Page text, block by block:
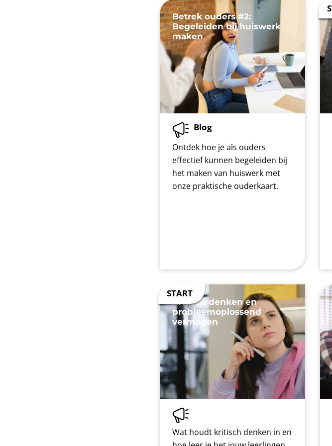
Betrek ouders #2:
Begeleiden bij huiswerk
maken
Blog
Ontdek hoe je als ouders
effectief kunnen begeleiden bij
het maken van huiswerk met
onze praktische ouderkaart.
Kritisch denken en
probleemoplossend
vermogen
Wat houdt kritisch denken in en